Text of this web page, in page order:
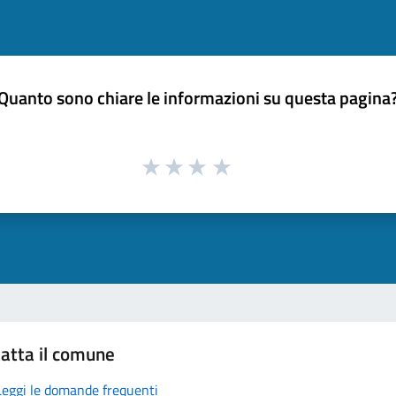
sono chiare le informazioni su questa
il comune
le domande frequenti